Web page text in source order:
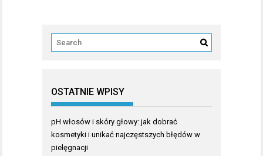
OSTATNIE WPISY
pH włosów i skóry głowy: jak dobrać
kosmetyki i unikać najczęstszych błędów w
pielęgnacji